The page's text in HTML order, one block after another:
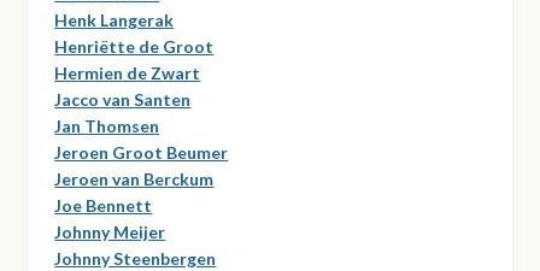
Henk Langerak
Henriëtte de Groot
Hermien de Zwart
Jacco van Santen
Jan Thomsen
Jeroen Groot Beumer
Jeroen van Berckum
Joe Bennett
Johnny Meijer
Johnny Steenbergen